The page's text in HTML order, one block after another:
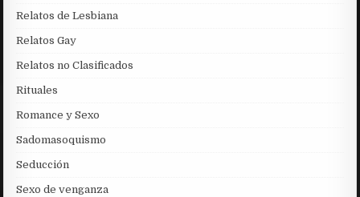
Relatos de Lesbiana
Relatos Gay
Relatos no Clasificados
Rituales
Romance y Sexo
Sadomasoquismo
Seducción
Sexo de venganza